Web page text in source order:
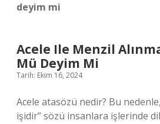
deyim mi
Acele Ile Menzil
Mü Deyim Mi
Tarih: Ekim 16, 2024
Acele atasözü nedir? Bu
işidir” sözü insanlara işlerinde